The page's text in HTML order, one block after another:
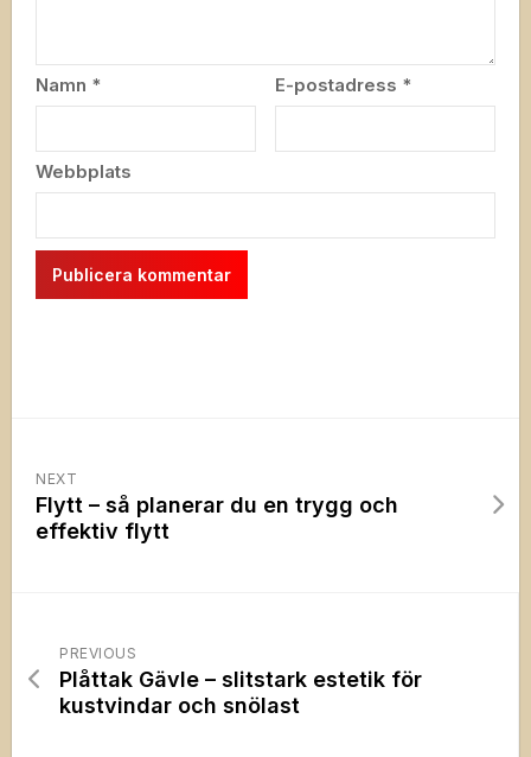
Namn * E-postadress *
Webbplats
NEXT
Flytt – så planerar du en trygg och
effektiv flytt
PREVIOUS
Plåttak Gävle – slitstark estetik för
kustvindar och snölast